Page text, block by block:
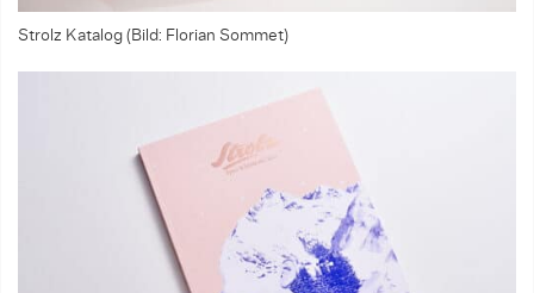
Strolz Katalog (Bild: Florian Sommet)